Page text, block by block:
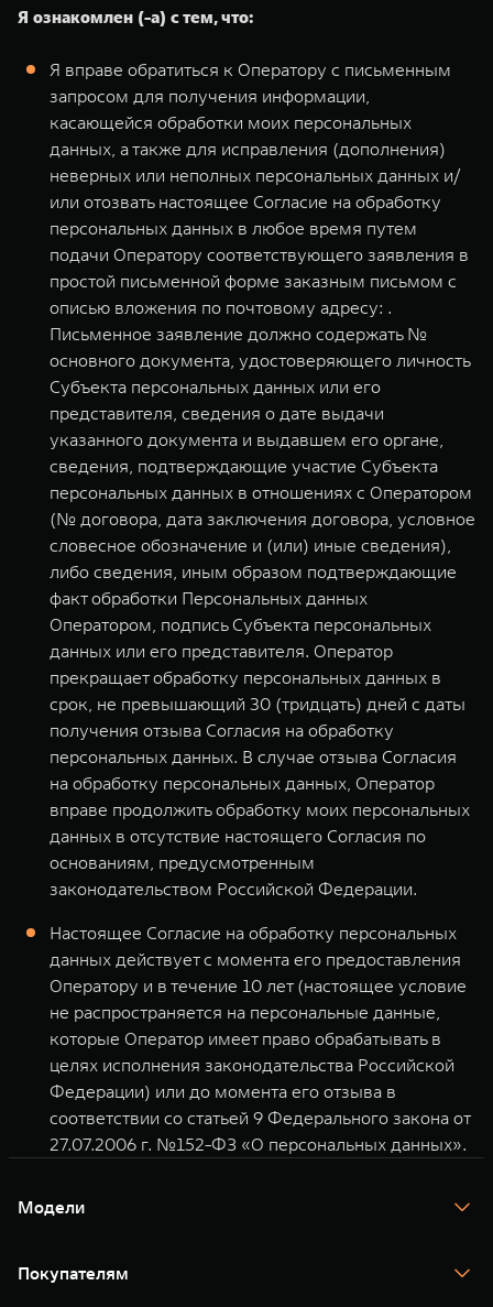
Я ознакомлен (-а) с тем, что:
Я вправе обратиться к Оператору с письменным
запросом для получения информации,
касающейся обработки моих персональных
данных, а также для исправления (дополнения)
неверных или неполных персональных данных и/
или отозвать настоящее Согласие на обработку
персональных данных в любое время путем
подачи Оператору соответствующего заявления в
простой письменной форме заказным письмом с
описью вложения по почтовому адресу: .
Письменное заявление должно содержать №
основного документа, удостоверяющего личность
Субъекта персональных данных или его
представителя, сведения о дате выдачи
указанного документа и выдавшем его органе,
сведения, подтверждающие участие Субъекта
персональных данных в отношениях с Оператором
(№ договора, дата заключения договора, условное
словесное обозначение и (или) иные сведения),
либо сведения, иным образом подтверждающие
факт обработки Персональных данных
Оператором, подпись Субъекта персональных
данных или его представителя. Оператор
прекращает обработку персональных данных в
срок, не превышающий 30 (тридцать) дней с даты
получения отзыва Согласия на обработку
персональных данных. В случае отзыва Согласия
на обработку персональных данных, Оператор
вправе продолжить обработку моих персональных
данных в отсутствие настоящего Согласия по
основаниям, предусмотренным
законодательством Российской Федерации.
Настоящее Согласие на обработку персональных
данных действует с момента его предоставления
Оператору и в течение 10 лет (настоящее условие
не распространяется на персональные данные,
которые Оператор имеет право обрабатывать в
целях исполнения законодательства Российской
Федерации) или до момента его отзыва в
соответствии со статьей 9 Федерального закона от
27.07.2006 г. №152-ФЗ «О персональных данных».
Модели
TANK 400
TANK 500
Покупателям